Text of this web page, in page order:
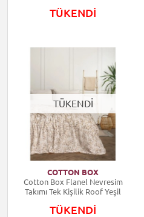
TÜKENDİ
TÜKENDİ
COTTON BOX
Cotton Box Flanel Nevresim
Takımı Tek Kişilik Roof Yeşil
TÜKENDİ